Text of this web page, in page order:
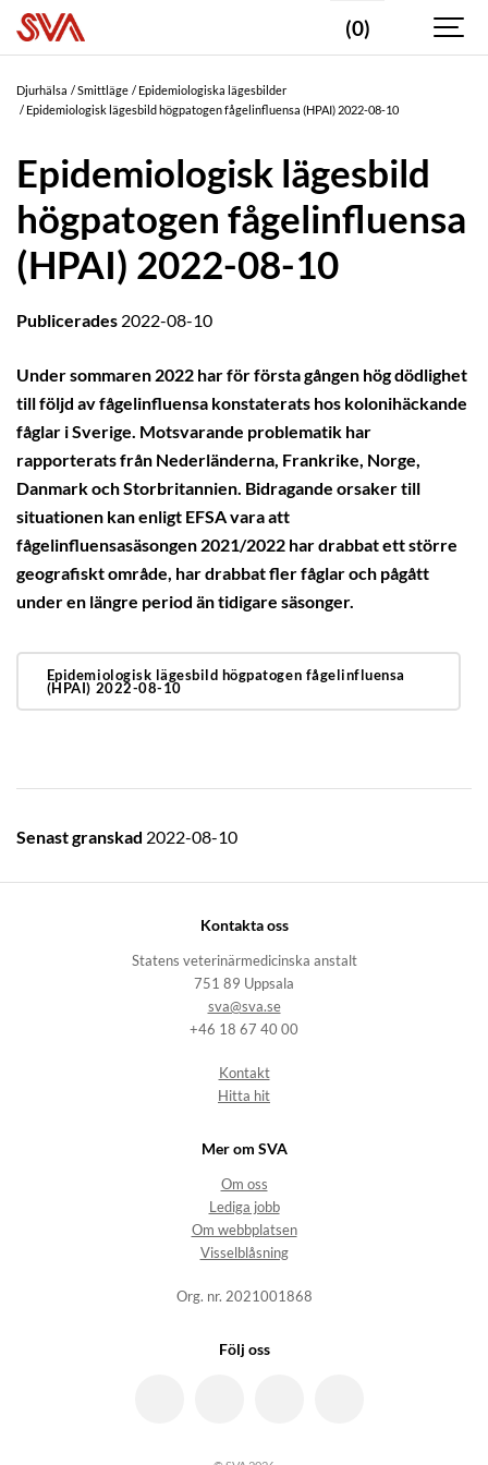
(0)
Djurhälsa Smittläge
Epidemiologiska lägesbilder
Epidemiologisk lägesbild högpatogen fågelinfluensa (HPAI) 2022-08-10
Epidemiologisk lägesbild
högpatogen fågelinfluensa
(HPAI) 2022-08-10
Publicerades 2022-08-10
Under sommaren 2022 har för första gången hög dödlighet
till följd av fågelinfluensa konstaterats hos kolonihäckande
fåglar i Sverige. Motsvarande problematik har
rapporterats från Nederländerna, Frankrike, Norge,
Danmark och Storbritannien. Bidragande orsaker till
situationen kan enligt EFSA vara att
fågelinfluensasäsongen 2021/2022 har drabbat ett större
geografiskt område, har drabbat fler fåglar och pågått
under en längre period än tidigare säsonger.
Epidemiologisk lägesbild högpatogen fågelinfluensa
(HPAI) 2022-08-10
Senast granskad 2022-08-10
Kontakta oss
Statens veterinärmedicinska anstalt
751 89 Uppsala
sva@sva.se
+46 18 67 40 00
Kontakt
Hitta hit
Mer om SVA
Om oss
Lediga jobb
Om webbplatsen
Visselblåsning
Org. nr. 2021001868
Följ oss